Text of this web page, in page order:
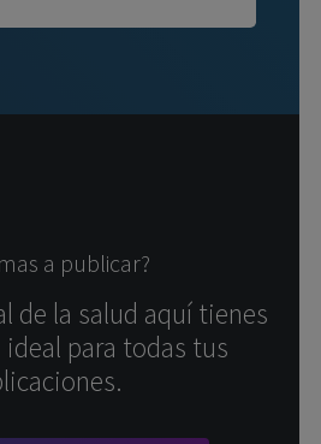
a publicar?
de la salud aquí tienes
para todas tus